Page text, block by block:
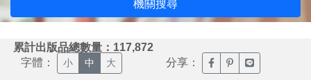
機關搜尋
累計出版品總數量：117,872
字體： 小 中 大 分享： 臉書分享(另開新視窗)
噗浪分享(另開新
Line分享(另